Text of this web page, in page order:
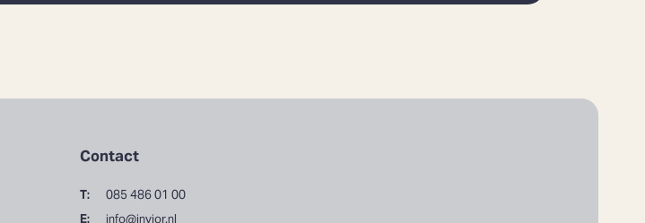
Contact
T:
085 486 01 00
E:
info@invior.nl